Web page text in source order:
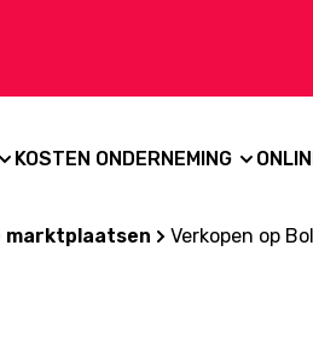
KOSTEN ONDERNEMING
marktplaatsen Verkopen op Bol